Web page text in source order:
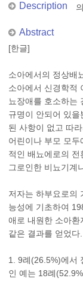
Description
Abstract
[한글]
소아에서의 정상배
소아에서 신경학적
뇨장애를 호소하는
규명이 안되어 있
된 사항이 없고 따
어린이나 부모 모
적인 배뇨에로의
그로인한 비뇨기계
저자는 하부요로의
능성에 기초하여
애로 내원한 소아
같은 결과를 얻었다.
1. 9례(26.5%)에서
인 예는 18례